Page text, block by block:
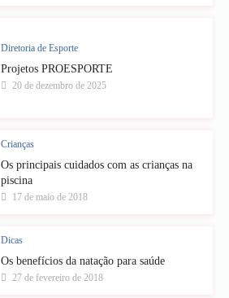
Diretoria de Esporte
Projetos PROESPORTE
20 de dezembro de 2025
Crianças
Os principais cuidados com as crianças na
piscina
17 de maio de 2018
Dicas
Os benefícios da natação para saúde
27 de fevereiro de 2018